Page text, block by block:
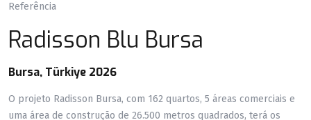
Referência
Radisson Blu Bursa
Bursa, Türkiye 2026
O projeto Radisson Bursa, com 162 quartos, 5 áreas comerciais e
uma área de construção de 26.500 metros quadrados, terá os